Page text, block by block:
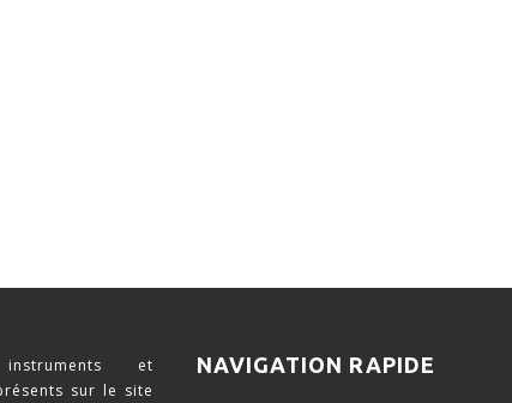
et
sur le site
NAVIGATION RAPIDE